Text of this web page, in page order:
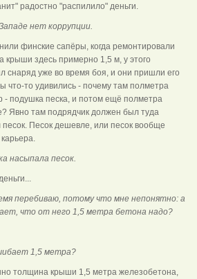
радостно "распилило" деньги.
нет коррупции.
финские сапёры, когда ремонтировали
крыши здесь примерно 1,5 м, у этого
снаряд уже во время боя, и они пришли его
что-то удивились - почему там полметра
- подушка песка, и потом ещё полметра
Явно там подрядчик должен был туда
Песок дешевле, или песок вообще
насыпала песок.
перебиваю, потому что мне непонятно: а
что от него 1,5 метра бетона надо?
1,5 метра?
толщина крыши 1,5 метра железобетона,